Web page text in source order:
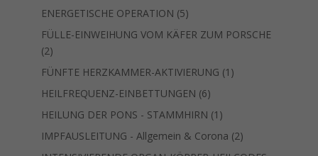
Produkte
ENERGETISCHE OPERATION 55
Produkte
FÜLLE-EINWEIHUNG VOM KÄFER ZUM PORSCHE
22
Produkte
FÜNFTE HERZKAMMER-AKTIVIERUNG 1 1
HEILFREQUENZ-EINBETTUNGEN 66
Produkte
HEILUNG DER PONS - STAMMHIRN 1 1
Produkt
IMPFAUSLEITUNG - Allgemein & Corona 22
Produkte